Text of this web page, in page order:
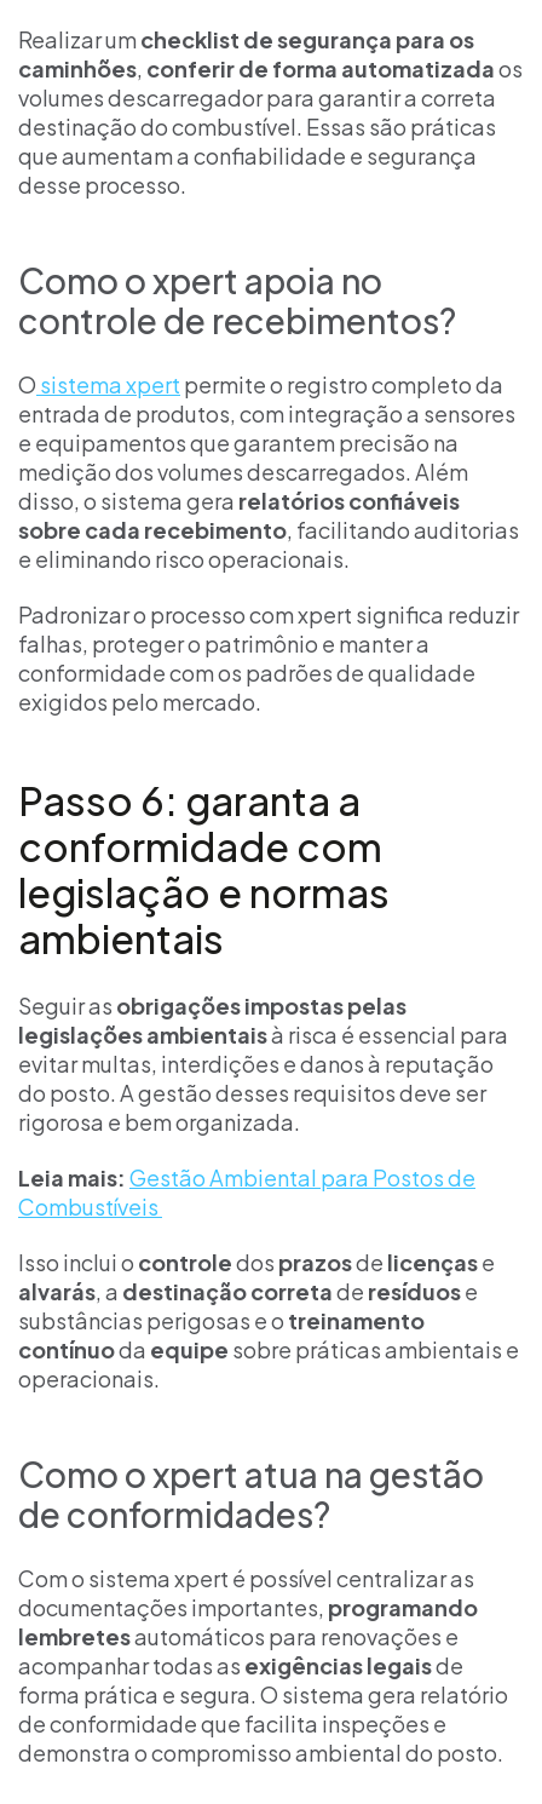
Realizar um checklist de segurança para os
caminhões, conferir de forma automatizadaos
volumes descarregador para garantir a correta
destinação do combustível. Essas são práticas
que aumentam a confiabilidade e segurança
desse processo.
Como o xpert apoia no
controle de recebimentos?
O sistema xpert permite o registro completo da
entrada de produtos, com integração a sensores
e equipamentos que garantem precisão na
medição dos volumes descarregados. Além
disso, o sistema gera relatórios confiáveis
sobre cada recebimento, facilitando auditorias
e eliminando risco operacionais.
Padronizar o processo com xpert significa reduzir
falhas, proteger o patrimônio e manter a
conformidade com os padrões de qualidade
exigidos pelo mercado.
Passo 6: garanta a
conformidade com
legislação e normas
ambientais
Seguir as obrigações impostas pelas
legislações ambientaisà risca é essencial para
evitar multas, interdições e danos à reputação
do posto. A gestão desses requisitos deve ser
rigorosa e bem organizada.
Leia mais: Gestão Ambiental para Postos de
Combustíveis
Isso inclui o controledos prazosde licençase
alvarás, a destinação corretade resíduose
substâncias perigosas e o treinamento
contínuoda equipe sobre práticas ambientais e
operacionais.
Como o xpert atua na gestão
de conformidades?
Com o sistema xpert é possível centralizar as
documentações importantes, programando
lembretesautomáticos para renovações e
acompanhar todas as exigências legaisde
forma prática e segura. O sistema gera relatório
de conformidade que facilita inspeções e
demonstra o compromisso ambiental do posto.